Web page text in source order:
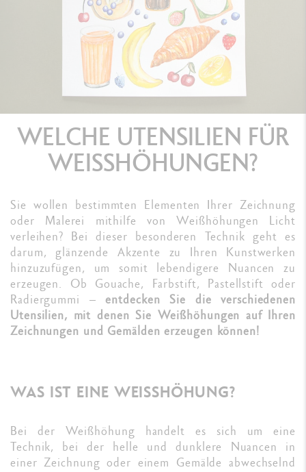
WELCHE UTENSILIEN FÜR
WEISSHÖHUNGEN?
Sie wollen bestimmten Elementen Ihrer Zeichnung
oder Malerei mithilfe von Weißhöhungen Licht
verleihen? Bei dieser besonderen Technik geht es
darum, glänzende Akzente zu Ihren Kunstwerken
hinzuzufügen, um somit lebendigere Nuancen zu
erzeugen. Ob Gouache, Farbstift, Pastellstift oder
Radiergummi –entdecken Sie die verschiedenen
Utensilien, mit denen Sie Weißhöhungen auf Ihren
Zeichnungen und Gemälden erzeugen können!
WAS IST EINE WEISSHÖHUNG?
Bei der Weißhöhung handelt es sich um eine
Technik, bei der helle und dunklere Nuancen in
einer Zeichnung oder einem Gemälde abwechselnd